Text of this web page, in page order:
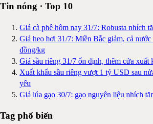
Tin nóng · Top 10
Giá cà phê hôm nay 31/7: Robusta nhích
Giá heo hơi 31/7: Miền Bắc giảm, cả
đồng/kg
Giá sầu riêng 31/7 ổn định, thêm cửa
Xuất khẩu sầu riêng vượt 1 tỷ USD sau
yếu
Giá lúa gạo 30/7: gạo nguyên liệu nhích
Tag phổ biến